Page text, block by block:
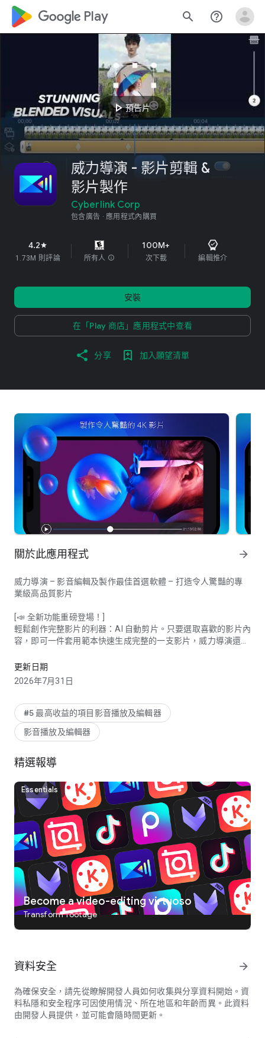
google_logo Play search help_outline
play_arrow預告片
威力導演 - 影片剪輯 &
影片製作
Cyberlink Corp
包含廣告 應用程式內購買
4.2star
1.73M 則評論 所有人 info
100M+
次下載 編輯推介
安裝
在「Play 商店」應用程式中查看
分享 加入願望清單
關於此應用程式 arrow_forward
威力導演 – 影音編輯及製作最佳首選軟體 – 打造令人驚豔的專
業級高品質影片
[📣 全新功能重磅登場！]
輕鬆創作完整影片的利器：AI 自動剪片。只要選取喜歡的影片內
容，即可一件套用範本快速生成完整的一支影片，威力導演還會
吸睛特效功能首次亮相: AI人物特效。利用嶄新人工智能技術，
輕鬆將影片中移動的人物添加驚人的環繞特效！ 無論是光環、
覺震撼！
專業去背神器華麗登場: AI智慧去背。告別繁瑣且耗時的去背流
更加突出亮眼。此功能協助大幅提升影片製作效率，更使您的作
想像力化為視覺奇蹟: 動漫影片範本。將您的影像故事打造成生
動迷人的動漫世界不再是夢想，簡單幾鍵套用，即刻變身！
威力導演藉由豐富的全新功能和內容，與您一同迎接AI世代。透
過這款功能強大且易於使用的影片創作軟體，製作出令人眼睛為
之一亮的作品，解放您的創意，成就導演夢！
🎬專業級影片編輯軟體
- 利用專業的影片編輯軟體及綠幕編輯功能，將您的媒體素材重
新製作成猶如電影般的高品質影片，或是套用視訊穩定器，完整
紀錄所有精采時刻。
片，甚至能套用多機剪輯設計師，同時拍攝的多個影片的創作
者，也能與視訊拼貼設計師做結合，打造出更加生動的視覺效
- 享有龐大的內建媒體庫，超過18K+款可輕鬆客製化的影片範
本，讓您找到所需的素材，直接套用並添加您想要的圖像、音
更新日期
2026年7月31日
#5 最高收益的項目影音播放及編輯器
影音播放及編輯器
精選報導
Essentials
Become a video-editing virtuoso
Transform footage
資料安全 arrow_forward
為確保安全，請先從瞭解開發人員如何收集與分享資料開始。資
料私隱和安全程序可因使用情況、所在地區和年齡而異。此資料
由開發人員提供，並可能會隨時間更新。